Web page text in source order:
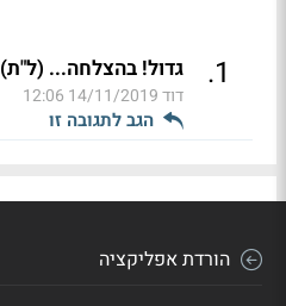
1
. גדול! בהצלחה... (ל"ת)
דוד14/11/2019 12:06
הגב לתגובה זו
הורדת אפליקציה